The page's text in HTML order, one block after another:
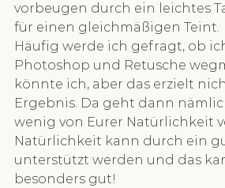
vorbeugen durch ein leichtes
für einen gleichmäßigen Teint.
Häufig werde ich gefragt, ob
Photoshop und Retusche
könnte ich, aber das erzielt
Ergebnis. Da geht dann
wenig von Eurer Natürlichkeit
Natürlichkeit kann durch ein
unterstützt werden und das
besonders gut!